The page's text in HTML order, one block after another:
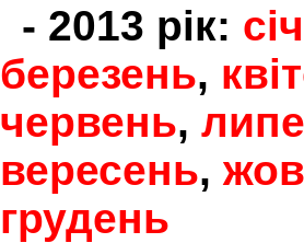
- 2013 рік:
березень,
червень,
вересень,
грудень